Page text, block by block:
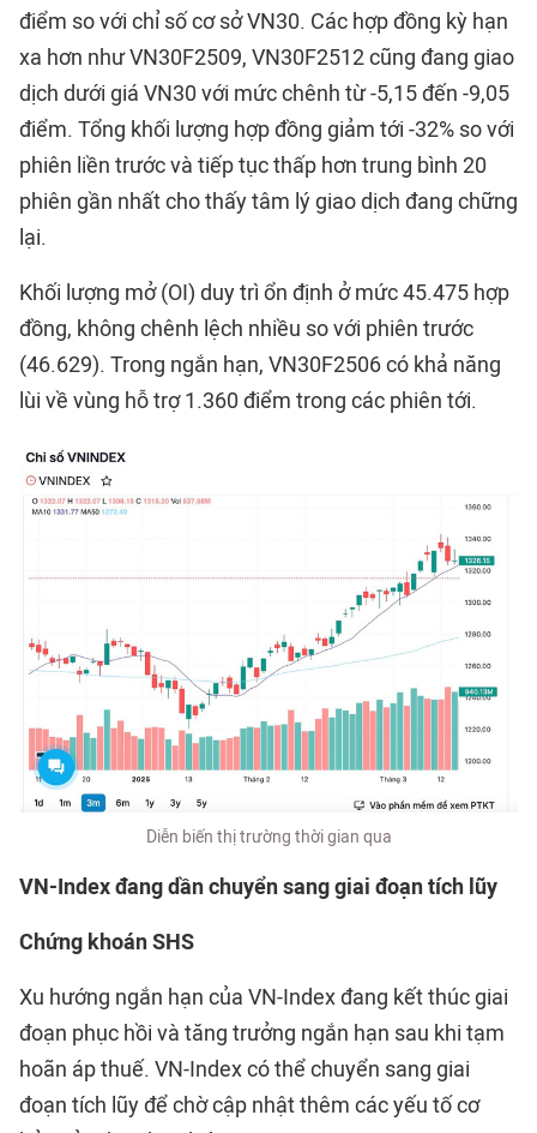
điểm so với chỉ số cơ sở VN30. Các hợp đồng kỳ hạn
xa hơn như VN30F2509, VN30F2512 cũng đang giao
dịch dưới giá VN30 với mức chênh từ -5,15 đến -9,05
điểm. Tổng khối lượng hợp đồng giảm tới -32% so với
phiên liền trước và tiếp tục thấp hơn trung bình 20
phiên gần nhất cho thấy tâm lý giao dịch đang chững
lại.
Khối lượng mở (OI) duy trì ổn định ở mức 45.475 hợp
đồng, không chênh lệch nhiều so với phiên trước
(46.629). Trong ngắn hạn, VN30F2506 có khả năng
lùi về vùng hỗ trợ 1.360 điểm trong các phiên tới.
Diễn biến thị trường thời gian qua
VN-Index đangdần chuyển sang giai đoạn tích lũy
Chứng khoán SHS
Xu hướng ngắn hạn của VN-Index đang kết thúc giai
đoạn phục hồi và tăng trưởng ngắn hạn sau khi tạm
hoãn áp thuế. VN-Index có thể chuyển sang giai
đoạn tích lũy để chờ cập nhật thêm các yếu tố cơ